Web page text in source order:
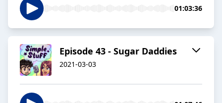
01:03:36
Episode 43 - Sugar Daddies
2021-03-03